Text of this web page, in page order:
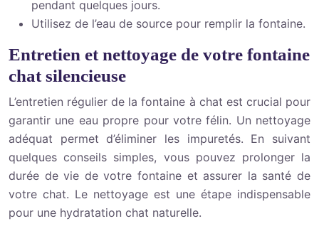
pendant quelques jours.
Utilisez de l’eau de source pour remplir la fontaine.
Entretien et nettoyage de votre fontaine
chat silencieuse
L’entretien régulier de la fontaine à chat est crucial pour
garantir une eau propre pour votre félin. Un nettoyage
adéquat permet d’éliminer les impuretés. En suivant
quelques conseils simples, vous pouvez prolonger la
durée de vie de votre fontaine et assurer la santé de
votre chat. Le nettoyage est une étape indispensable
pour une hydratation chat naturelle.